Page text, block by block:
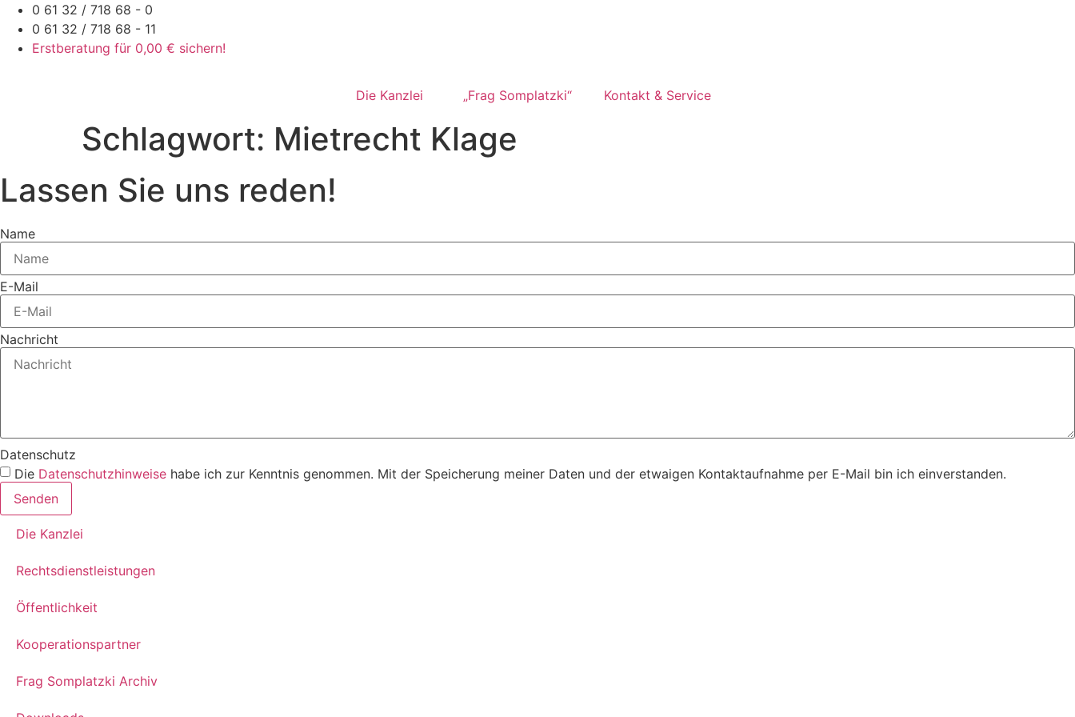
Zum
Inhalt
springen
0 61 32 / 718 68 - 0
0 61 32 / 718 68 - 11
Erstberatung für 0,00 € sichern!
Die Kanzlei „Frag Somplatzki“ Kontakt & Service
Schlagwort: Mietrecht Klage
Lassen Sie uns reden!
Name
E-Mail
Nachricht
Datenschutz
Die Datenschutzhinweise habe ich zur Kenntnis genommen. Mit der Speicherung meiner Daten und der etwaigen Kontaktaufnahme per E-Mail bin ich einverstanden.
Senden
Die Kanzlei
Rechtsdienstleistungen
Öffentlichkeit
Kooperationspartner
Frag Somplatzki Archiv